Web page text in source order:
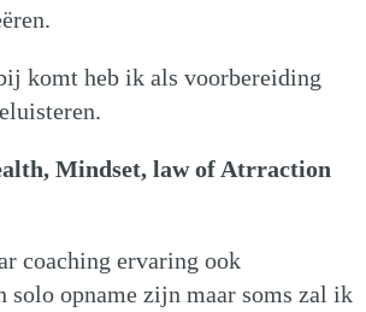
komt heb ik als voorbereiding
Mindset, law of Atrraction
coaching ervaring ook
solo opname zijn maar soms zal ik